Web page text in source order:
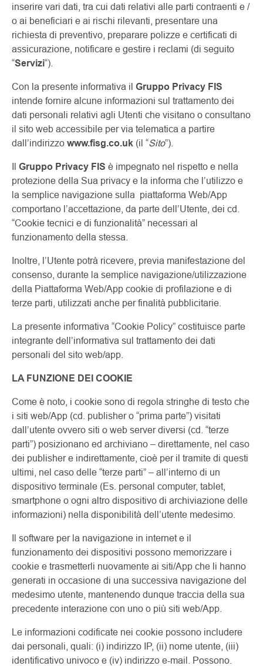
inserire vari dati, tra cui dati relativi alle parti contraenti e /
o ai beneficiari e ai rischi rilevanti, presentare una
richiesta di preventivo, preparare polizze e certificati di
assicurazione, notificare e gestire i reclami (di seguito
“Servizi“).
Con la presente informativa il Gruppo Privacy FIS
intende fornire alcune informazioni sul trattamento dei
dati personali relativi agli Utenti che visitano o consultano
il sito web accessibile per via telematica a partire
dall’indirizzo www.fisg.co.uk (il “Sito”).
Gruppo Privacy FIS è impegnato nel rispetto e nella
protezione della Sua privacy e la informa che l’utilizzo e
la semplice navigazione sulla piattaforma Web/App
comportano l’accettazione, da parte dell’Utente, dei cd.
“Cookie tecnici e di funzionalità” necessari al
funzionamento della stessa.
Inoltre, l’Utente potrà ricevere, previa manifestazione del
consenso, durante la semplice navigazione/utilizzazione
della Piattaforma Web/App cookie di profilazione e di
terze parti, utilizzati anche per finalità pubblicitarie.
La presente informativa “Cookie Policy” costituisce parte
integrante dell’informativa sul trattamento dei dati
personali del sito web/app.
LA FUNZIONE DEI COOKIE
Come è noto, i cookie sono di regola stringhe di testo che
i siti web/App (cd. publisher o “prima parte”) visitati
dall’utente ovvero siti o web server diversi (cd. “terze
parti”) posizionano ed archiviano – direttamente, nel caso
dei publisher e indirettamente, cioè per il tramite di questi
ultimi, nel caso delle “terze parti” – all’interno di un
dispositivo terminale (Es. personal computer, tablet,
smartphone o ogni altro dispositivo di archiviazione delle
informazioni) nella disponibilità dell’utente medesimo.
Il software per la navigazione in internet e il
funzionamento dei dispositivi possono memorizzare i
cookie e trasmetterli nuovamente ai siti/App che li hanno
generati in occasione di una successiva navigazione del
medesimo utente, mantenendo dunque traccia della sua
precedente interazione con uno o più siti web/App.
Le informazioni codificate nei cookie possono includere
dai personali, quali: (i) indirizzo IP, (ii) nome utente, (iii)
identificativo univoco e (iv) indirizzo e-mail. Possono.